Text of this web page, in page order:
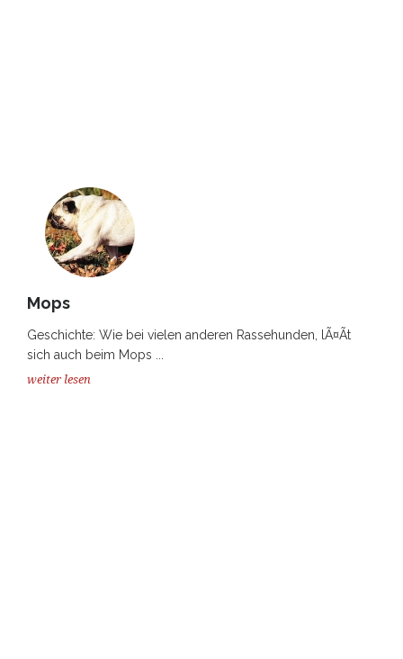
Mops
Geschichte: Wie bei vielen anderen Rassehunden, lÃ¤Ãt
sich auch beim Mops ...
weiter lesen